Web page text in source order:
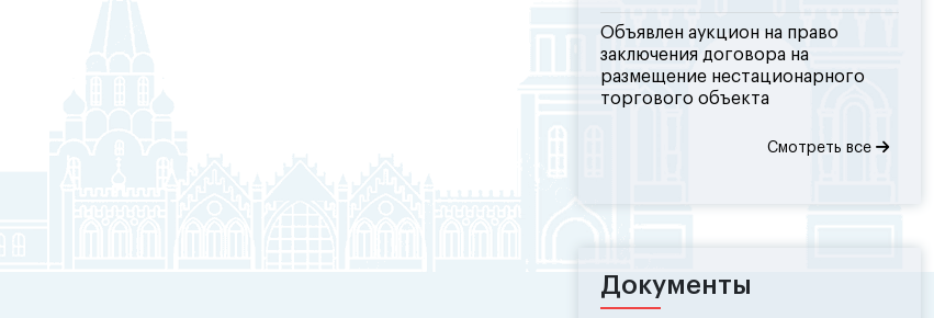
Объявлен аукцион на право
заключения договора на
размещение нестационарного
торгового объекта
Смотреть все
Документы